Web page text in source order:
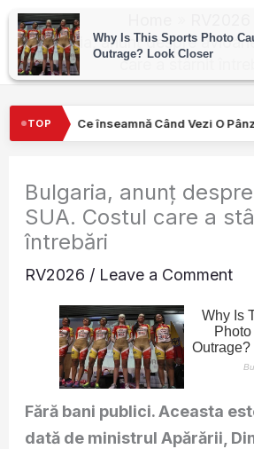
Skip
content
Bulgaria, anunț despre
care a stârnit
TOP
Vezi O Pânză Albă Atârnată De Geamul
Bulgaria, anunț
SUA. Costul care a
întrebări
RV2026 / Leave a Comment
Fără bani publici. Aceasta
dată de ministrul Apărării,